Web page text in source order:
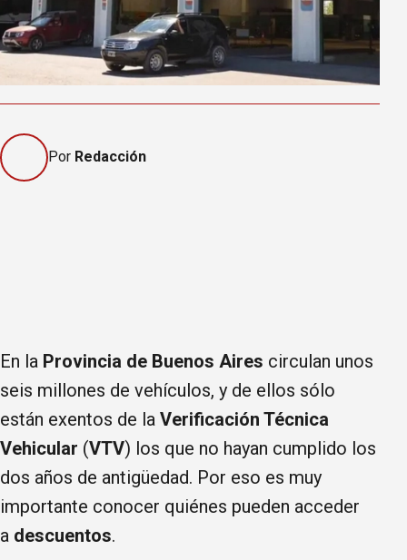
Por Redacción
En la Provincia de Buenos Aires circulan unos
seis millones de vehículos, y de ellos sólo
están exentos de la Verificación Técnica
Vehicular (VTV) los que no hayan cumplido los
dos años de antigüedad. Por eso es muy
importante conocer quiénes pueden acceder
a descuentos.